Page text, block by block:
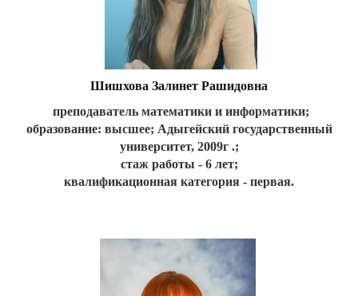
Шишхова Залинет Рашидовна
преподаватель математики и информатики;
образование: высшее; Адыгейский государственный
университет, 2009г .;
стаж работы - 6 лет;
квалификационная категория - первая.